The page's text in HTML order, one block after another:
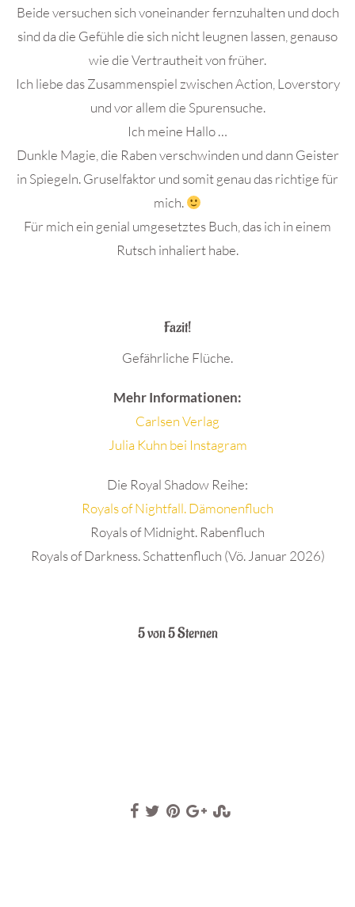
Beide versuchen sich voneinander fernzuhalten und doch
sind da die Gefühle die sich nicht leugnen lassen, genauso
wie die Vertrautheit von früher.
Ich liebe das Zusammenspiel zwischen Action, Loverstory
und vor allem die Spurensuche.
Ich meine Hallo …
Dunkle Magie, die Raben verschwinden und dann Geister
in Spiegeln. Gruselfaktor und somit genau das richtige für
mich.
Für mich ein genial umgesetztes Buch, das ich in einem
Rutsch inhaliert habe.
Fazit!
Gefährliche Flüche.
Mehr Informationen:
Carlsen Verlag
Julia Kuhn bei Instagram
Die Royal Shadow Reihe:
Royals of Nightfall. Dämonenfluch
Royals of Midnight. Rabenfluch
Royals of Darkness. Schattenfluch (Vö. Januar 2026)
5 von 5 Sternen